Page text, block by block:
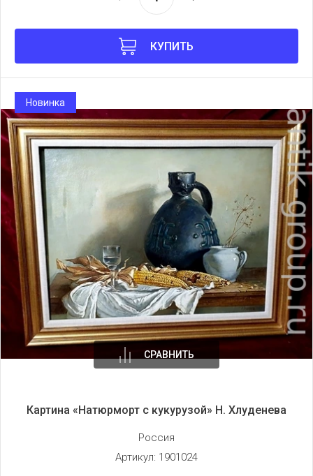
КУПИТЬ
СРАВНИТЬ
Новинка
Картина «Натюрморт с кукурузой» Н. Хлуденева
Россия
Артикул: 1901024